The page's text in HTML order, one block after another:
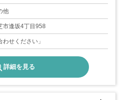
代制名 備考
他
市逢坂4丁目958
わせください」
詳細を見る